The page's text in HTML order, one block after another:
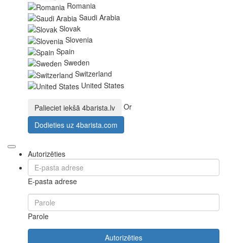
Romania
Saudi Arabia
Slovak
Slovenia
Spain
Sweden
Switzerland
United States
Palieciet iekšā 4barista.lv
Or
Dodieties uz 4barista.com
Autorizēties
E-pasta adrese
Parole
Autorizēties